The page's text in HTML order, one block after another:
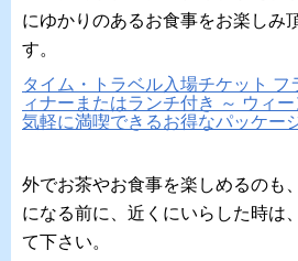
にゆかりのあるお食事をお楽しみ
す。
タイム・トラベル入場チケット
ィナーまたはランチ付き ～ ウィ
気軽に満喫できるお得なパッケー
外でお茶やお食事を楽しめるのも
になる前に、近くにいらした時は
て下さい。